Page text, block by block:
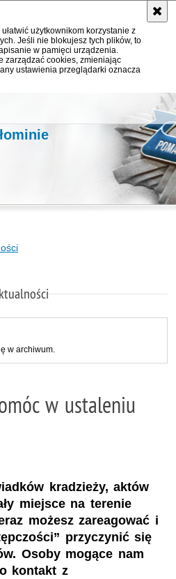
użytkownikom korzystanie z
Jeśli nie blokujesz tych plików, to
w pamięci urządzenia.
zarządzać cookies, zmieniając
ustawienia przeglądarki oznacza
w archiwum.
w ustaleniu
kradzieży, aktów
miejsce na terenie
możesz zareagować i
przyczynić się
Osoby mogące nam
kontakt z